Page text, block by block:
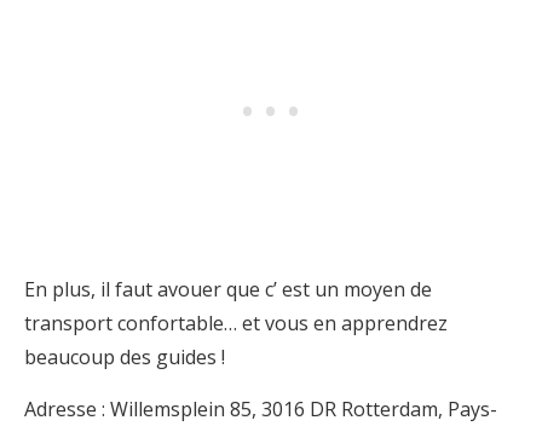
En plus, il faut avouer que c’ est un moyen de
transport confortable… et vous en apprendrez
beaucoup des guides !
Adresse : Willemsplein 85, 3016 DR Rotterdam, Pays-